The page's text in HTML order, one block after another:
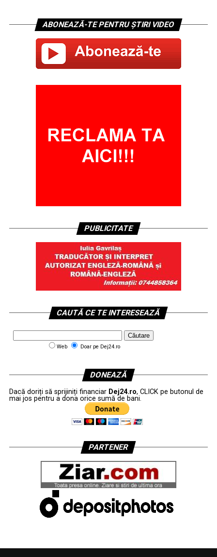
ABONEAZĂ-TE PENTRU ȘTIRI VIDEO
PUBLICITATE
CAUTĂ CE TE INTERESEAZĂ
Web Doar pe Dej24.ro
DONEAZĂ
Dacă doriți să sprijiniți financiar Dej24.ro, CLICK pe butonul de
mai jos pentru a dona orice sumă de bani.
PARTENER